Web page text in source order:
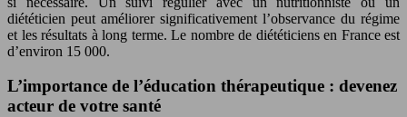
diététicien peut améliorer significativement l’observance du régime
et les résultats à long terme. Le nombre de diététiciens en France est
d’environ 15 000.
L’importance de l’éducation thérapeutique : devenez
acteur de votre santé